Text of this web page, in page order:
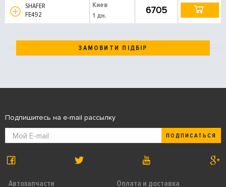
SHAFER
FE492
Киев
1 дн.
6705
ЗАМОВИТИ ПІДБІР
Автозапчасти Оплата и доставка
Подпишитесь на e-mail рассылку
ПОДПИСАТЬСЯ